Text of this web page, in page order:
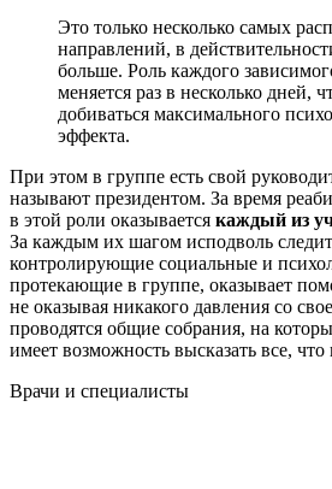
Это только несколько самых
направлений, в
больше. Роль каждого
меняется раз в несколько дней,
добиваться максимального
эффекта.
При этом в группе есть свой
называют президентом. За время
в этой роли оказывается каждый из
За каждым их шагом исподволь следит
контролирующие социальные и
протекающие в группе, оказывает
не оказывая никакого давления со
проводятся общие собрания, на
имеет возможность высказать все, что
Врачи и специалисты